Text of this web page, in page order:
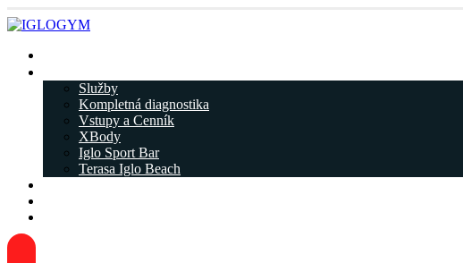
Služby
Kompletná diagnostika
Vstupy a Cenník
XBody
Iglo Sport Bar
Terasa Iglo Beach